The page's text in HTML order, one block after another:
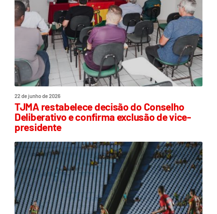
22 de junho de 2026
TJMA restabelece decisão do Conselho
Deliberativo e confirma exclusão de vice-
presidente